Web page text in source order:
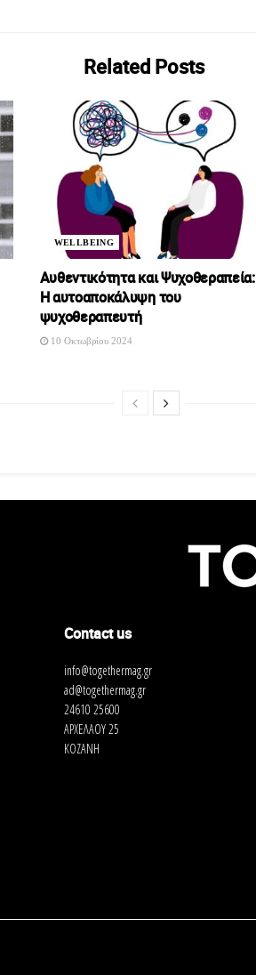
RelatedPosts
WELLBEING
Αυθεντικότητα και Ψυχοθεραπεία:
Η αυτοαποκάλυψη του
ψυχοθεραπευτή
10 Οκτωβρίου 2024
Contact us
info@togethermag.gr
ad@togethermag.gr
24610 25600
ΑΡΧΕΛΑΟΥ 25
ΚΟΖΑΝΗ